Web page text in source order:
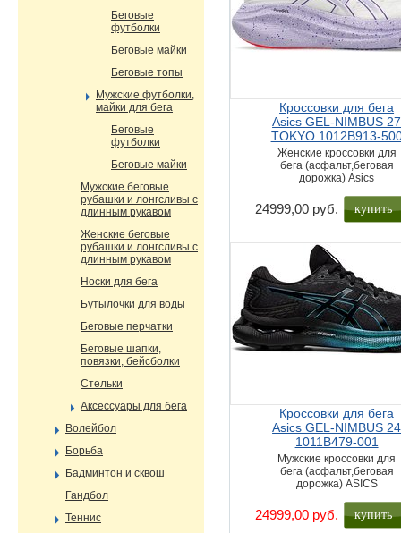
Кроссовки для бега
Asics GEL-NIMBUS 27
TOKYO 1012B913-
Женские кроссовки для
бега (асфальт,беговая
дорожка) Asics
24999,00 руб. купить
Кроссовки для бега
Asics GEL-NIMBUS 24
1011B479-001
Мужские кроссовки для
бега (асфальт,беговая
дорожка) ASICS
24999,00 руб.
купить
Беговые
футболки
Беговые майки
Беговые топы
Мужские футболки,
майки для бега
Беговые
футболки
Беговые майки
Мужские беговые
рубашки и лонгсливы с
длинным рукавом
Женские беговые
рубашки и лонгсливы с
длинным рукавом
Носки для бега
Бутылочки для воды
Беговые перчатки
Беговые шапки,
повязки, бейсболки
Стельки
Аксессуары для бега
Волейбол
Борьба
Бадминтон и сквош
Гандбол
Теннис